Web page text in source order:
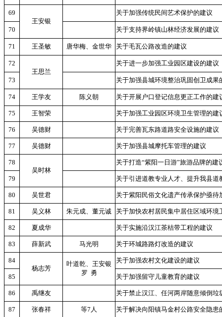
69
王安银
关于加强传统民间艺术保护的建议
70 关于支持界岭镇山林经济发展的建议
71 王圣敏 唐华梅、金世华 关于毛瓦公路改造的建议
72
王思兰
关于进一步加强工业园区建设的建议
73 关于加强县城环境整治巩固创卫成果
74 王学友 陈义朝 关于开展户口登记信息更正工作的建
75 王智荣 关于加强工业园区环境卫生管理的建
76 吴德财 关于完善瓦东路道路安全设施的建议
77 吴德财 关于加强县城摩托车管理的建议
78
吴时林
关于打造“紫阳一日游”旅游品牌的建
79 关于引进道教专业人才、提升我县道
80 吴世君 关于紫阳民俗文化遗产传承保护亟待
81 吴义林 朱元成、董元诚 关于加快农村居民集中居住区域环境
82 夏成华 关于实施沿汉江茶桔带工程的建议
83 薛新武 马光明 关于环城路路灯改造的建议
84
杨志芳
叶道乾、王安银
罗 勇
关于加强农村文化建设的建议
85 关于加强留守儿童教育的建议
86 禹继友 关于禁止汉江、任河两岸随意倾倒垃
87 张春祥 等7人 关于解决向阳镇马金村公路安全隐患